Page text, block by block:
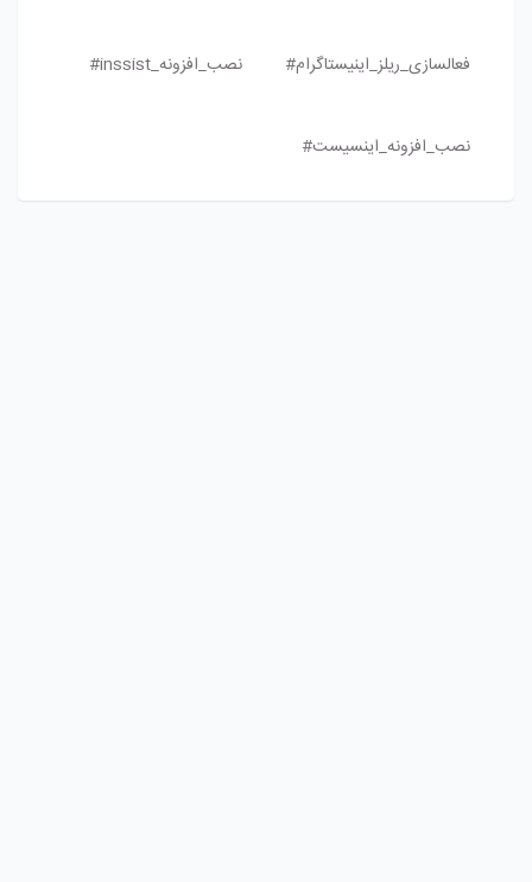
فعالسازی_ریلز_اینیستاگرام# نصب_افزونه_inssist#
نصب_افزونه_اینسیست#